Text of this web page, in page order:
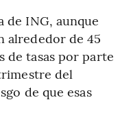
de ING, aunque
alrededor de 45
de tasas por parte
del
de que esas